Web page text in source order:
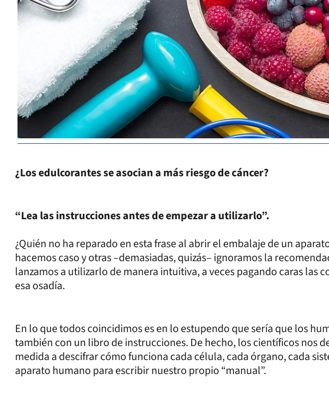
¿Los edulcorantes se asocian a más riesgo de cáncer?
“Lea las instrucciones antes de empezar a utilizarlo”.
¿Quién no ha reparado en esta frase al abrir el embalaje de un
hacemos caso y otras –demasiadas, quizás– ignoramos la
lanzamos a utilizarlo de manera intuitiva, a veces pagando caras las
esa osadía.
En lo que todos coincidimos es en lo estupendo que sería que los
también con un libro de instrucciones. De hecho, los científicos nos
medida a descifrar cómo funciona cada célula, cada órgano, cada
aparato humano para escribir nuestro propio “manual”.